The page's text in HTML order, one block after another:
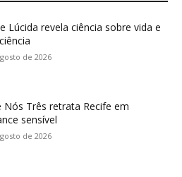
Lúcida revela ciência sobre vida e
de 2026
Nós Três retrata Recife em
sensível
de 2026